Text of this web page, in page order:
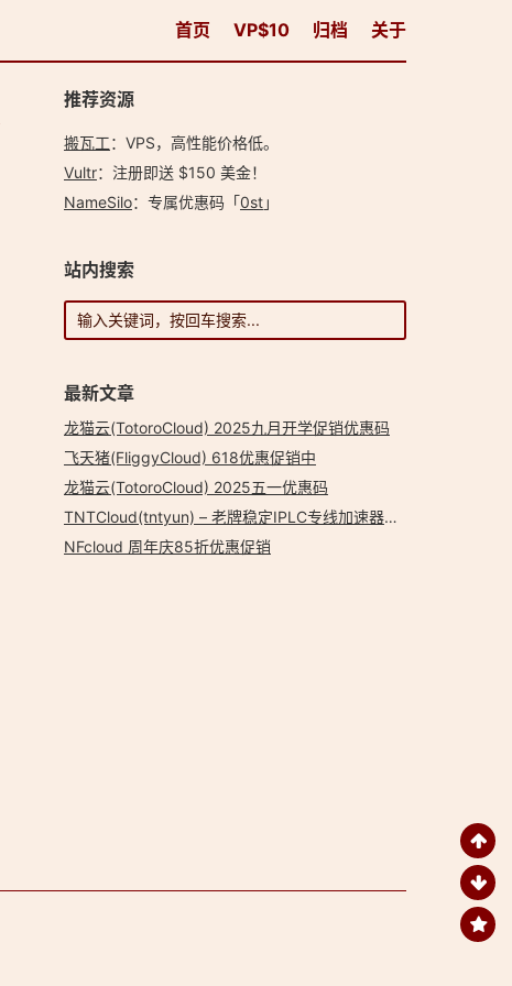
首页 VP$10 归档 关于
推荐资源
搬瓦工：VPS，高性能价格低。️
Vultr：注册即送 $150 美金！
NameSilo：专属优惠码「0st」
站内搜索
最新文章
龙猫云(TotoroCloud) 2025九月开学促销优惠码
飞天猪(FliggyCloud) 618优惠促销中
龙猫云(TotoroCloud) 2025五一优惠码
TNTCloud(tntyun) – 老牌稳定IPLC专线加速器分站
NFcloud 周年庆85折优惠促销